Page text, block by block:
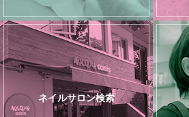
ネイルサロン検索